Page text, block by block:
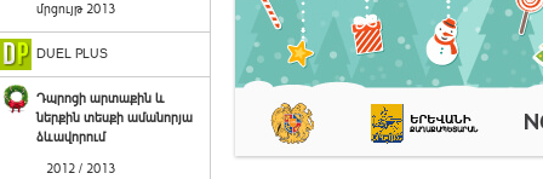
մրցույթ 2013
DUEL PLUS
Դպրոցի արտաքին և
ներքին տեսքի ամանորյա
ձևավորում
2012 / 2013